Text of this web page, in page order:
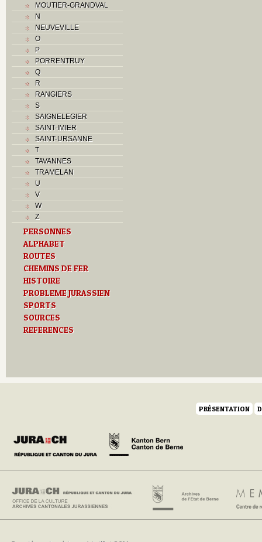
MOUTIER-GRANDVAL
N
NEUVEVILLE
O
P
PORRENTRUY
Q
R
RANGIERS
S
SAIGNELEGIER
SAINT-IMIER
SAINT-URSANNE
T
TAVANNES
TRAMELAN
U
V
W
Z
PERSONNES
ALPHABET
ROUTES
CHEMINS DE FER
HISTOIRE
PROBLEME JURASSIEN
SPORTS
SOURCES
REFERENCES
PRÉSENTATION